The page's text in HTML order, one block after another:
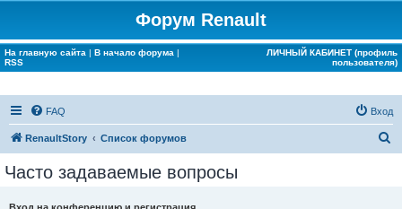
Форум Renault
На главную сайта | В начало форума |
RSS
ЛИЧНЫЙ КАБИНЕТ (профиль
пользователя)
FAQ Вход
RenaultStory Список форумов
Часто задаваемые вопросы